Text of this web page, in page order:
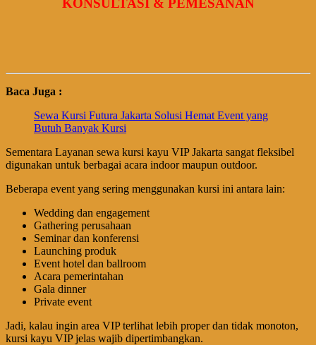
KONSULTASI & PEMESANAN
Baca Juga :
Sewa Kursi Futura Jakarta Solusi Hemat Event yang
Butuh Banyak Kursi
Sementara Layanan sewa kursi kayu VIP Jakarta sangat fleksibel
digunakan untuk berbagai acara indoor maupun outdoor.
Beberapa event yang sering menggunakan kursi ini antara lain:
Wedding dan engagement
Gathering perusahaan
Seminar dan konferensi
Launching produk
Event hotel dan ballroom
Acara pemerintahan
Gala dinner
Private event
Jadi, kalau ingin area VIP terlihat lebih proper dan tidak monoton,
kursi kayu VIP jelas wajib dipertimbangkan.